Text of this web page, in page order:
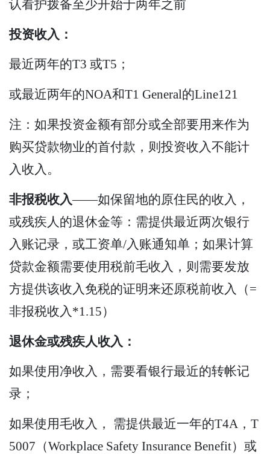
认看护拨备至少开始于两年之前
投资收入：
最近两年的T3 或T5；
或最近两年的NOA和T1 General的Line121
注：如果投资金额有部分或全部要用来作为
购买贷款物业的首付款，则投资收入不能计
入收入。
非报税收入——如保留地的原住民的收入，
或残疾人的退休金等：需提供最近两次银行
入账记录，或工资单/入账通知单；如果计算
贷款金额需要使用税前毛收入，则需要发放
方提供该收入免税的证明来还原税前收入（=
非报税收入*1.15）
退休金或残疾人收入：
如果使用净收入，需要看银行最近的转帐记
录；
如果使用毛收入， 需提供最近一年的T4A，T
5007（Workplace Safety Insurance Benefit）或